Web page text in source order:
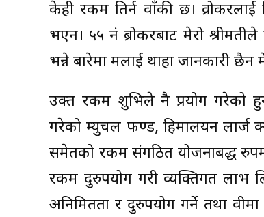
केही रकम तिर्न वाँकी छ।
भएन। ५५ नं ब्रोकरबाट मेरो
भन्ने बारेमा मलाई थाहा जानकारी छैन
उक्त रकम शुभिले नै प्रयोग गरेको
गरेको म्युचल फण्ड, हिमालयन लार्ज
समेतको रकम संगठित योजनाबद्ध
रकम दुरुपयोग गरी व्यक्तिगत लाभ
अनिमितता र दुरुपयोग गर्ने तथा